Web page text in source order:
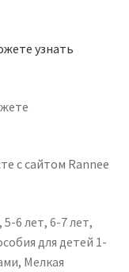
узнать
с сайтом Rannee
, 5-6 лет, 6-7 лет,
для детей 1-
, Мелкая